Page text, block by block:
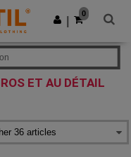
Obtenir l'appli
0
ET AU DÉTAIL